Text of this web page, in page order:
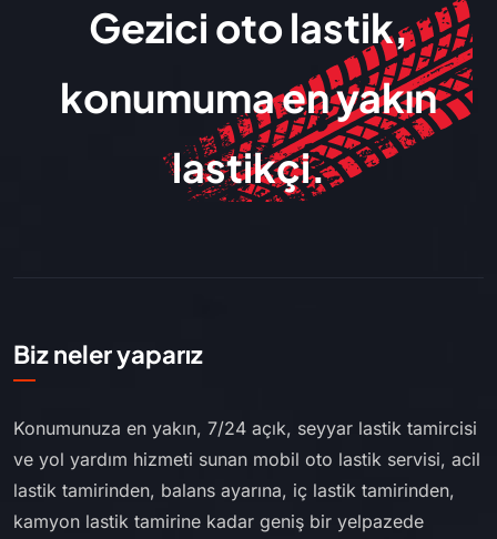
Gezici oto lastik,
konumuma en yakın
lastikçi.
Biz neler yaparız
Konumunuza en yakın, 7/24 açık, seyyar lastik tamircisi
ve yol yardım hizmeti sunan mobil oto lastik servisi, acil
lastik tamirinden, balans ayarına, iç lastik tamirinden,
kamyon lastik tamirine kadar geniş bir yelpazede